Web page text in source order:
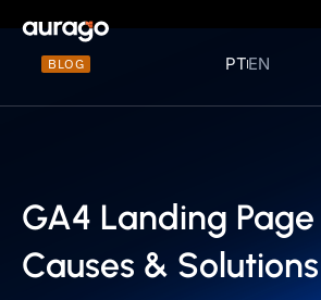
BLOG PTEN
GA4 Landing
Causes & Solutions